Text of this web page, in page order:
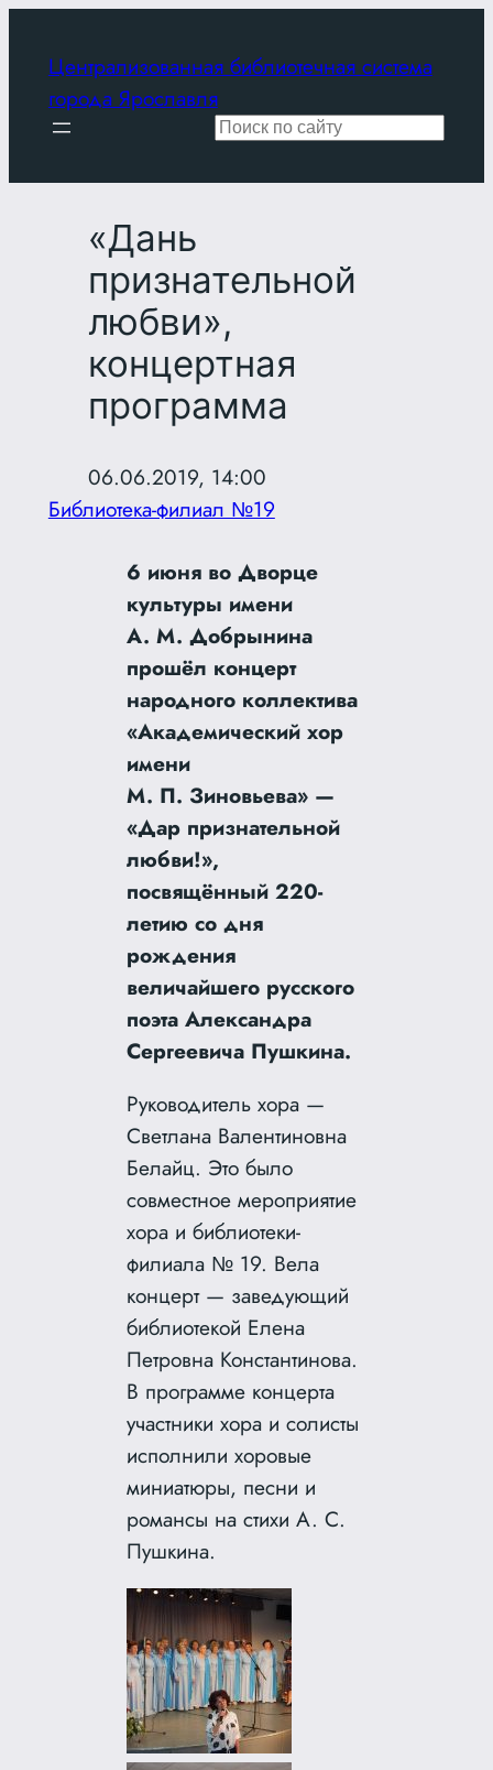
содержимому
Централизованная библиотечная система
города Ярославля
Поиск
«Дань
признательной
любви»,
концертная
программа
06.06.2019, 14:00
Библиотека-филиал №19
6 июня во Дворце
культуры имени
А. М. Добрынина
прошёл концерт
народного коллектива
«Академический хор
имени
М. П. Зиновьева» —
«Дар признательной
любви!»,
посвящённый 220-
летию со дня
рождения
величайшего русского
поэта Александра
Сергеевича Пушкина.
Руководитель хора —
Светлана Валентиновна
Белайц. Это было
совместное мероприятие
хора и библиотеки-
филиала № 19. Вела
концерт — заведующий
библиотекой Елена
Петровна Константинова.
В программе концерта
участники хора и солисты
исполнили хоровые
миниатюры, песни и
романсы на стихи А. С.
Пушкина.